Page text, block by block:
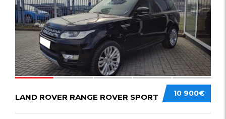
10 900€
LAND ROVER RANGE ROVER SPORT